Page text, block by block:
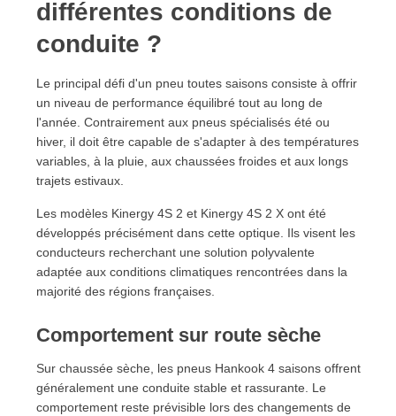
différentes conditions de
conduite ?
Le principal défi d'un pneu toutes saisons consiste à offrir
un niveau de performance équilibré tout au long de
l'année. Contrairement aux pneus spécialisés été ou
hiver, il doit être capable de s'adapter à des températures
variables, à la pluie, aux chaussées froides et aux longs
trajets estivaux.
Les modèles Kinergy 4S 2 et Kinergy 4S 2 X ont été
développés précisément dans cette optique. Ils visent les
conducteurs recherchant une solution polyvalente
adaptée aux conditions climatiques rencontrées dans la
majorité des régions françaises.
Comportement sur route sèche
Sur chaussée sèche, les pneus Hankook 4 saisons offrent
généralement une conduite stable et rassurante. Le
comportement reste prévisible lors des changements de